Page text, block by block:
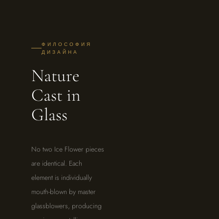
ФИЛОСОФИЯ
ДИЗАЙНА
Nature
Cast in
Glass
No two Ice Flower pieces
are identical. Each
element is individually
mouth-blown by master
glassblowers, producing